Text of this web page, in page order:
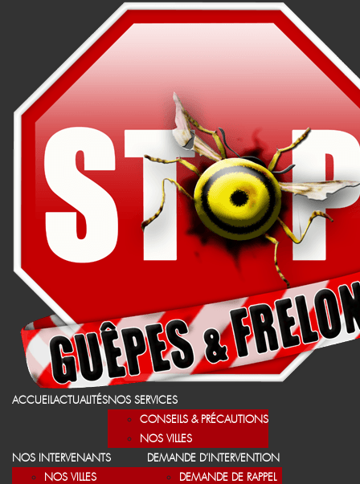
ACCUEILACTUALITÉSNOS SERVICES
CONSEILS & PRÉCAUTIONS
NOS VILLES
NOS INTERVENANTS
NOS VILLES
DEMANDE D’INTERVENTION
DEMANDE DE RAPPEL